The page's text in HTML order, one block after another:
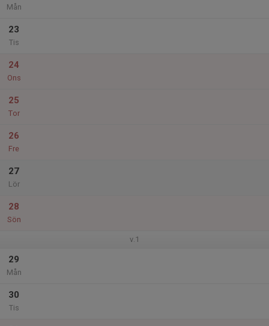
Mån
23
Tis
24
Ons
25
Tor
26
Fre
27
Lör
28
Sön
v.1
29
Mån
30
Tis